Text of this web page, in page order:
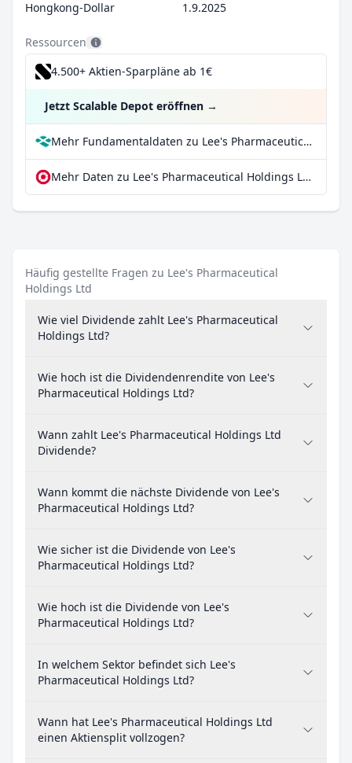
Hongkong-Dollar 1.9.2025
Ressourcen
4.500+ Aktien-Sparpläne ab 1€
Jetzt Scalable Depot eröffnen →
Mehr Fundamentaldaten zu Lee's Pharmaceutical Holdings Ltd bei Parqet
Mehr Daten zu Lee's Pharmaceutical Holdings Ltd bei extraETF
Häufig gestellte Fragen zu Lee's Pharmaceutical
Holdings Ltd
Wie viel Dividende zahlt Lee's Pharmaceutical
Holdings Ltd?
Wie hoch ist die Dividendenrendite von Lee's
Pharmaceutical Holdings Ltd?
Wann zahlt Lee's Pharmaceutical Holdings Ltd
Dividende?
Wann kommt die nächste Dividende von Lee's
Pharmaceutical Holdings Ltd?
Wie sicher ist die Dividende von Lee's
Pharmaceutical Holdings Ltd?
Wie hoch ist die Dividende von Lee's
Pharmaceutical Holdings Ltd?
In welchem Sektor befindet sich Lee's
Pharmaceutical Holdings Ltd?
Wann hat Lee's Pharmaceutical Holdings Ltd
einen Aktiensplit vollzogen?